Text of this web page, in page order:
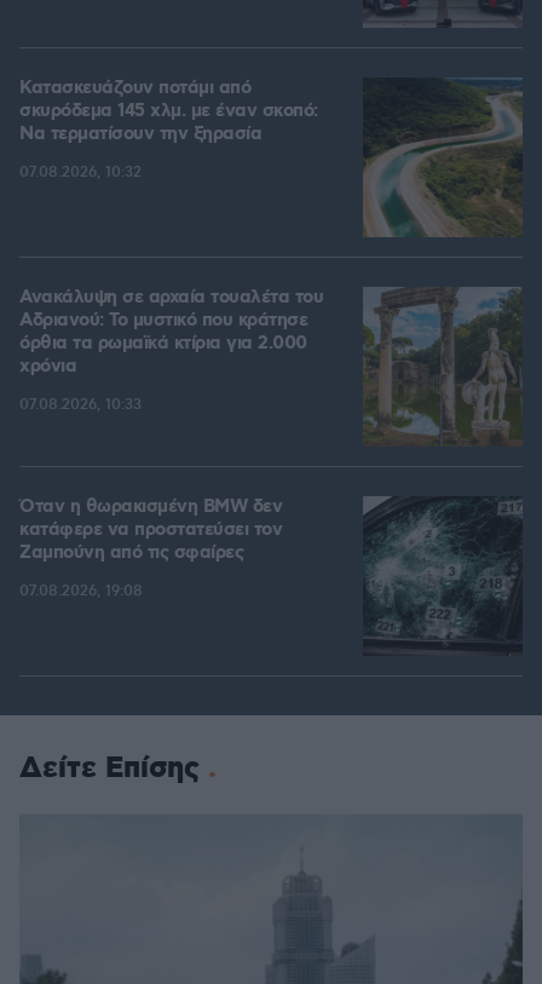
Κατασκευάζουν ποτάμι από
σκυρόδεμα 145 χλμ. με έναν σκοπό:
Να τερματίσουν την ξηρασία
07.08.2026, 10:32
Ανακάλυψη σε αρχαία τουαλέτα του
Αδριανού: Το μυστικό που κράτησε
όρθια τα ρωμαϊκά κτίρια για 2.000
χρόνια
07.08.2026, 10:33
Όταν η θωρακισμένη BMW δεν
κατάφερε να προστατεύσει τον
Ζαμπούνη από τις σφαίρες
07.08.2026, 19:08
Δείτε Επίσης